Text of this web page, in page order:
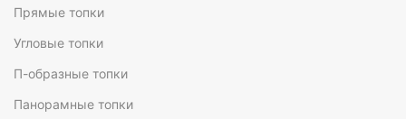
Прямые топки
Угловые топки
П-образные топки
Панорамные топки